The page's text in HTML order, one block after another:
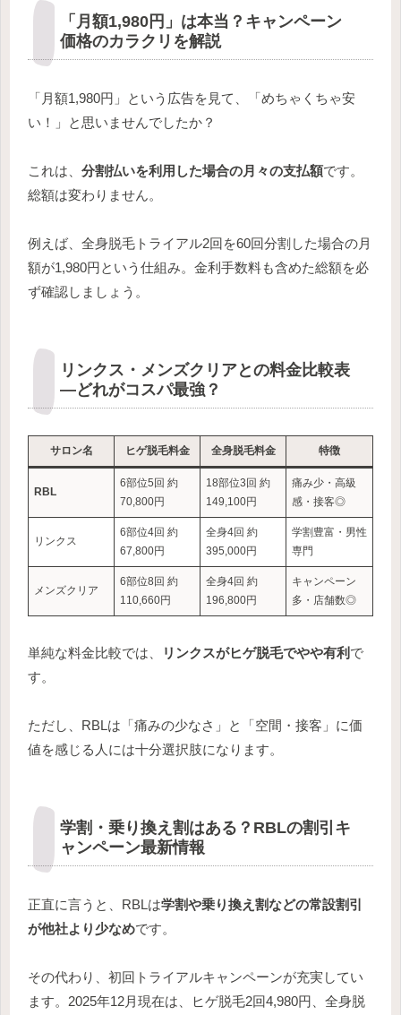
「月額1,980円」は本当？キャンペーン
価格のカラクリを解説
「月額1,980円」という広告を見て、「めちゃくちゃ安
い！」と思いませんでしたか？
これは、 分割払いを利用した場合の月々の支払額です。
総額は変わりません。
例えば、全身脱毛トライアル2回を60回分割した場合の月
額が1,980円という仕組み。金利手数料も含めた総額を必
ず確認しましょう。
リンクス・メンズクリアとの料金比較表
―どれがコスパ最強？
サロン名 ヒゲ脱毛料金 全身脱毛料金 特徴
RBL
6部位5回 約
70,800円
18部位3回 約
149,100円
痛み少・高級
感・接客◎
リンクス
6部位4回 約
67,800円
全身4回 約
395,000円
学割豊富・男性
専門
メンズクリア
6部位8回 約
110,660円
全身4回 約
196,800円
キャンペーン
多・店舗数◎
単純な料金比較では、 リンクスがヒゲ脱毛でやや有利 で
す。
ただし、RBLは「痛みの少なさ」と「空間・接客」に価
値を感じる人には十分選択肢になります。
学割・乗り換え割はある？RBLの割引キ
ャンペーン最新情報
正直に言うと、RBLは学割や乗り換え割などの常設割引
が他社より少なめです。
その代わり、初回トライアルキャンペーンが充実してい
ます。2025年12月現在は、ヒゲ脱毛2回4,980円、全身脱